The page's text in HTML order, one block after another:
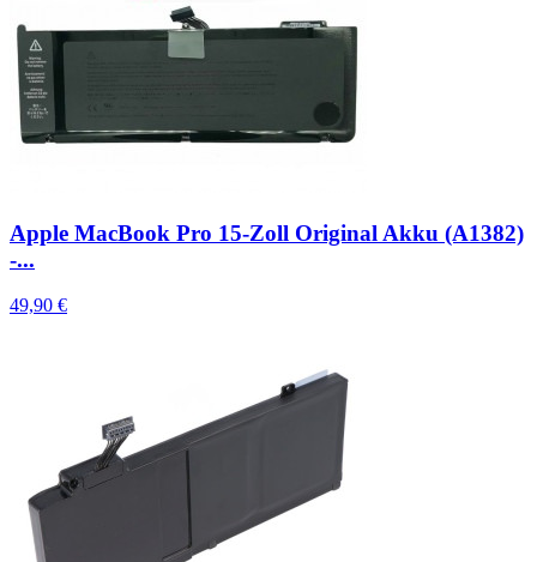
Apple MacBook Pro 15-Zoll Original Akku (A1382)
-...
49,90 €